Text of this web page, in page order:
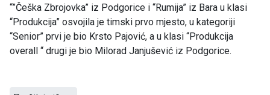
“”Češka Zbrojovka” iz Podgorice i “Rumija” iz Bara u klasi
“Produkcija” osvojila je timski prvo mjesto, u kategoriji
“Senior” prvi je bio Krsto Pajović, a u klasi “Produkcija
overall “ drugi je bio Milorad Janjušević iz Podgorice.